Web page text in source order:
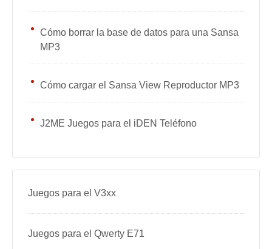
Cómo borrar la base de datos para una Sansa
MP3
Cómo cargar el Sansa View Reproductor MP3
J2ME Juegos para el iDEN Teléfono
Juegos para el V3xx
Juegos para el Qwerty E71